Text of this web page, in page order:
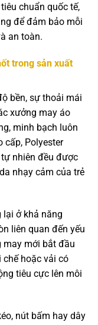
chuẩn quốc tế,
để đảm bảo mỗi
an toàn.
trong sản xuất
bền, sự thoải mái
xưởng may áo
minh bạch luôn
cấp, Polyester
nhiên đều được
nhạy cảm của trẻ
lại ở khả năng
liên quan đến yếu
may mới bắt đầu
hoặc vải có
tiêu cực lên môi
nút bấm hay dây